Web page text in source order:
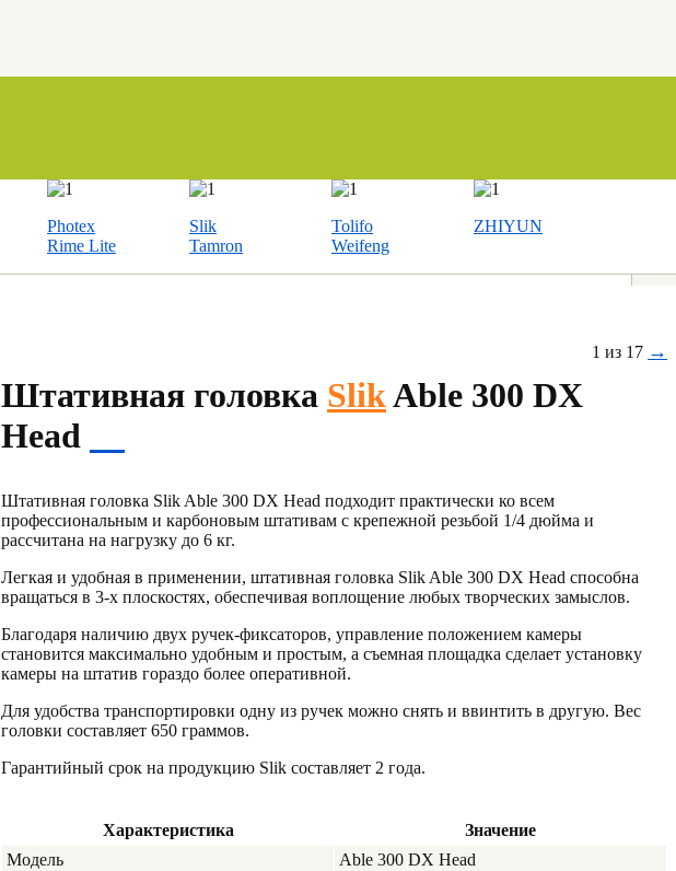
Photex
Rime Lite
Slik
Tamron
Tolifo
Weifeng
ZHIYUN
1 из 17 →
Штативная головка SlikAble 300 DX
Head
Штативная головка Slik Able 300 DX Head подходит практически ко всем
профессиональным и карбоновым штативам с крепежной резьбой 1/4 дюйма и
рассчитана на нагрузку до 6 кг.
Легкая и удобная в применении, штативная головка Slik Able 300 DX Head способна
вращаться в 3-х плоскостях, обеспечивая воплощение любых творческих замыслов.
Благодаря наличию двух ручек-фиксаторов, управление положением камеры
становится максимально удобным и простым, а съемная площадка сделает установку
камеры на штатив гораздо более оперативной.
Для удобства транспортировки одну из ручек можно снять и ввинтить в другую. Вес
головки составляет 650 граммов.
Гарантийный срок на продукцию Slik составляет 2 года.
Характеристика
Значение
Модель
Able 300 DX Head